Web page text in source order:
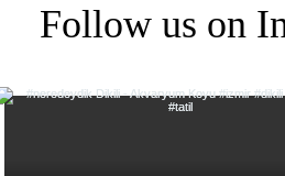
Follow us on